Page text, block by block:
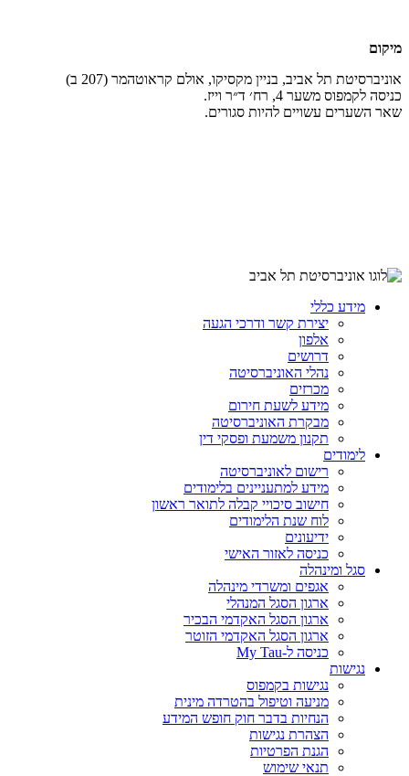
מיקום
אוניברסיטת תל אביב, בניין מקסיקו, אולם קראוטהמר (207 ב)
כניסה לקמפוס משער 4, רח׳ ד״ר וייז.
שאר השערים עשויים להיות סגורים.
מידע כללי
יצירת קשר ודרכי הגעה
אלפון
דרושים
נהלי האוניברסיטה
מכרזים
מידע לשעת חירום
מבקרת האוניברסיטה
תקנון משמעת ופסקי דין
לימודים
רישום לאוניברסיטה
מידע למתעניינים בלימודים
חישוב סיכויי קבלה לתואר ראשון
לוח שנת הלימודים
ידיעונים
כניסה לאזור האישי
סגל ומינהלה
אגפים ומשרדי מינהלה
ארגון הסגל המנהלי
ארגון הסגל האקדמי הבכיר
ארגון הסגל האקדמי הזוטר
כניסה ל-My Tau
נגישות
נגישות בקמפוס
מניעה וטיפול בהטרדה מינית
הנחיות בדבר חוק חופש המידע
הצהרת נגישות
הגנת הפרטיות
תנאי שימוש